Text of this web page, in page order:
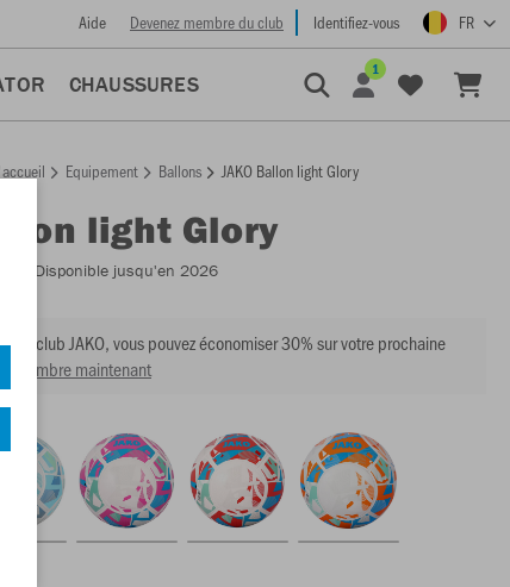
Aide Devenez membre du club Identifiez-vous FR
CHAUSSURES
1
Equipement Ballons JAKO Ballon light Glory
light Glory
- Disponible jusqu'en 2026
du club JAKO, vous pouvez économiser 30% sur votre prochaine
membre maintenant